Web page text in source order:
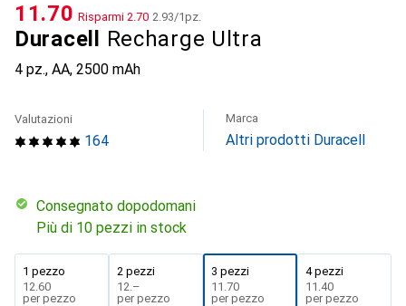
Duracell Recharge Ultra
4 pz., AA, 2500 mAh
CHF
11.70 Risparmi CHF
2.70 CHF
2.93/1pz.
164
Valutazioni Marca
Altri prodotti Duracell
Consegnato dopodomani
Più di 10 pezzi in stock
1 pezzo
CHF
12.60
per pezzo
2 pezzi
CHF
12.–
per pezzo
3 pezzi
CHF
11.70
per pezzo
4 pezzi
CHF
11.40
per pezzo